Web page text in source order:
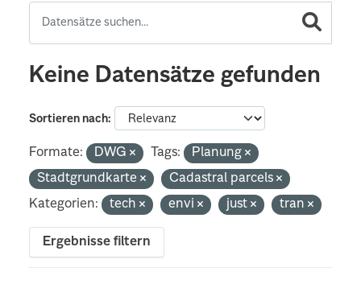
Keine Datensätze gefunden
Sortieren nach
Formate: DWG Tags:
Planung
Stadtgrundkarte
Cadastral parcels
Kategorien:
tech envi just tran
Ergebnisse filtern